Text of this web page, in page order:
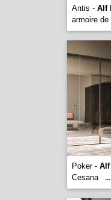
Antis - Alf
armoire de
Poker - Alf
Cesana
...